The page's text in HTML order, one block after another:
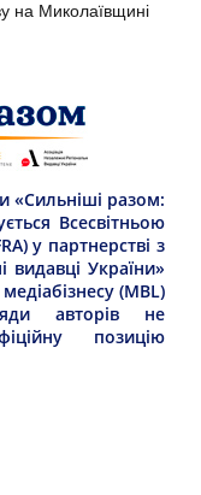
на Миколаївщині
«Сильніші разом:
Всесвітньою
у партнерстві з
видавці України»
(MBL)
авторів не
позицію